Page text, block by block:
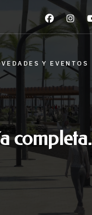
Y EVENTOS
completa.